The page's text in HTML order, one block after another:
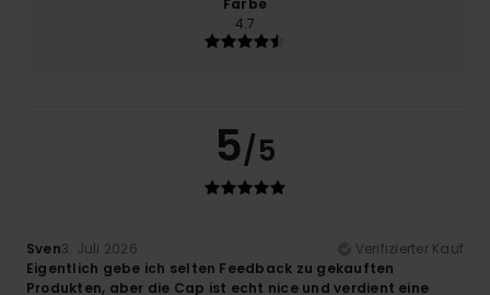
4.7
5/5
Sven3. Juli 2026
Verifizierter Kauf
Eigentlich gebe ich selten Feedback zu gekauften
Produkten, aber die Cap ist echt nice und verdient eine